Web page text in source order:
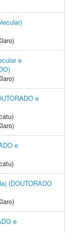
e
e
e
(DOUTORADO
e